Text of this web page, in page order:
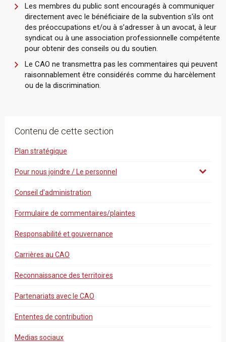
Les membres du public sont encouragés à communiquer
directement avec le bénéficiaire de la subvention s'ils ont
des préoccupations et/ou à s’adresser à un avocat, à leur
syndicat ou à une association professionnelle compétente
pour obtenir des conseils ou du soutien.
Le CAO ne transmettra pas les commentaires qui peuvent
raisonnablement être considérés comme du harcèlement
ou de la discrimination.
Contenu de cette section
Plan stratégique
Pour nous joindre / Le personnel
Conseil d'administration
Formulaire de commentaires/plaintes
Responsabilité et gouvernance
Carrières au CAO
Reconnaissance des territoires
Partenariats avec le CAO
Ententes de contribution
Medias sociaux